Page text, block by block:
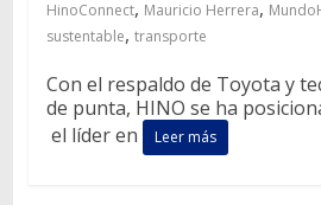
HinoConnect, Mauricio Herrera,
sustentable, transporte
Con el respaldo de Toyota y
de punta, HINO se ha
el líder en
Leer más